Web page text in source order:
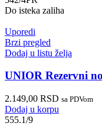
Do isteka zaliha
Uporedi
Brzi pregled
Dodaj u listu želja
UNIOR Rezervni
2.149,00 RSD sa PDVom
Dodaj u korpu
555.1/9